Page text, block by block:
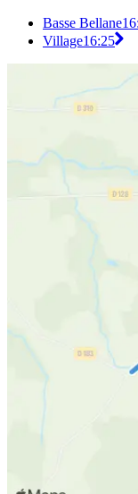
Basse Bellane
Village16:25